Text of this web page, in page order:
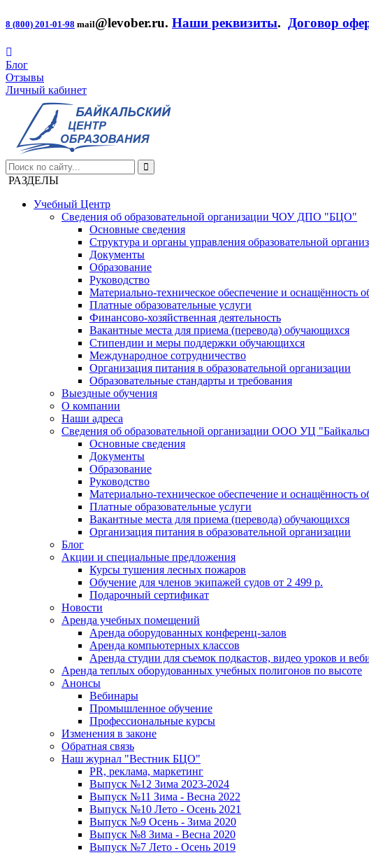
8 (800) 201-01-98 mail@levober.ru. Наши реквизиты. Договор
Блог
Отзывы
Личный кабинет
РАЗДЕЛЫ
Учебный Центр
Сведения об образовательной организации ЧОУ ДПО "БЦО"
Основные сведения
Структура и органы управления образовательной
Документы
Образование
Руководство
Материально-техническое обеспечение и оснащённость
Платные образовательные услуги
Финансово-хозяйственная деятельность
Вакантные места для приема (перевода) обучающихся
Стипендии и меры поддержки обучающихся
Международное сотрудничество
Организация питания в образовательной организации
Образовательные стандарты и требования
Выездные обучения
О компании
Наши адреса
Сведения об образовательной организации ООО УЦ
Основные сведения
Документы
Образование
Руководство
Материально-техническое обеспечение и оснащённость
Платные образовательные услуги
Вакантные места для приема (перевода) обучающихся
Организация питания в образовательной организации
Блог
Акции и специальные предложения
Курсы тушения лесных пожаров
Обучение для членов экипажей судов от 2 499 р.
Подарочный сертификат
Новости
Аренда учебных помещений
Аренда оборудованных конференц-залов
Аренда компьютерных классов
Аренда студии для съемок подкастов, видео уроков и
Аренда теплых оборудованных учебных полигонов по высоте
Анонсы
Вебинары
Промышленное обучение
Профессиональные курсы
Изменения в законе
Обратная связь
Наш журнал "Вестник БЦО"
PR, реклама, маркетинг
Выпуск №12 Зима 2023-2024
Выпуск №11 Зима - Весна 2022
Выпуск №10 Лето - Осень 2021
Выпуск №9 Осень - Зима 2020
Выпуск №8 Зима - Весна 2020
Выпуск №7 Лето - Осень 2019